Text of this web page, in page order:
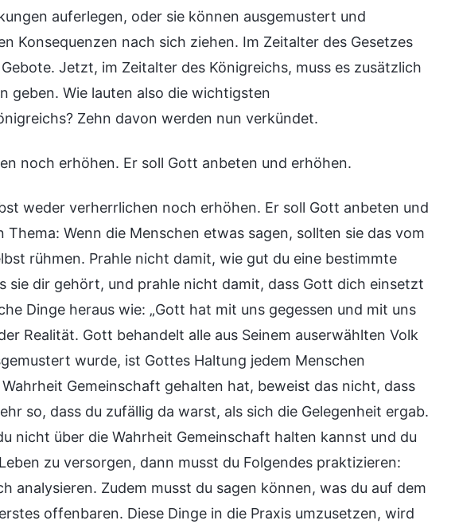
auferlegen, oder sie können ausgemustert und
Konsequenzen nach sich ziehen. Im Zeitalter des Gesetzes
Jetzt, im Zeitalter des Königreichs, muss es zusätzlich
geben. Wie lauten also die wichtigsten
Zehn davon werden nun verkündet.
noch erhöhen. Er soll Gott anbeten und erhöhen.
weder verherrlichen noch erhöhen. Er soll Gott anbeten und
Wenn die Menschen etwas sagen, sollten sie das vom
rühmen. Prahle nicht damit, wie gut du eine bestimmte
sie dir gehört, und prahle nicht damit, dass Gott dich einsetzt
Dinge heraus wie: „Gott hat mit uns gegessen und mit uns
Realität. Gott behandelt alle aus Seinem auserwählten Volk
wurde, ist Gottes Haltung jedem Menschen
Gemeinschaft gehalten hat, beweist das nicht, dass
so, dass du zufällig da warst, als sich die Gelegenheit ergab.
nicht über die Wahrheit Gemeinschaft halten kannst und du
zu versorgen, dann musst du Folgendes praktizieren:
analysieren. Zudem musst du sagen können, was du auf dem
offenbaren. Diese Dinge in die Praxis umzusetzen, wird